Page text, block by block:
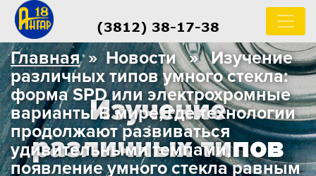
(3812) 38-17-38
Изучение
различных типов
Главная» Новости » Изучение
различных типов умного стекла:
форма SPD или электрохромные
варианты В мире, где технологии
продолжают развиваться
удивительными темпами,
появление умного стекла равным